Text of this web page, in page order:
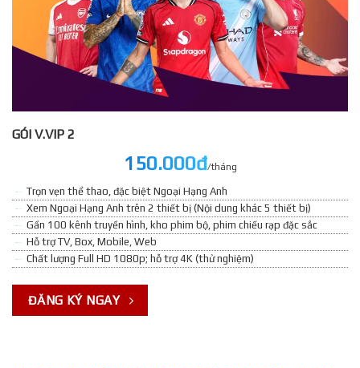
GÓI V.VIP 2
150.000đ/tháng
Trọn vẹn thể thao, đặc biệt Ngoại Hạng Anh
Xem Ngoại Hạng Anh trên 2 thiết bị (Nội dung khác 5 thiết bị)
Gần 100 kênh truyền hình, kho phim bộ, phim chiếu rạp đặc sắc
Hỗ trợ TV, Box, Mobile, Web
Chất lượng Full HD 1080p; hỗ trợ 4K (thử nghiệm)
ĐĂNG KÝ NGAY